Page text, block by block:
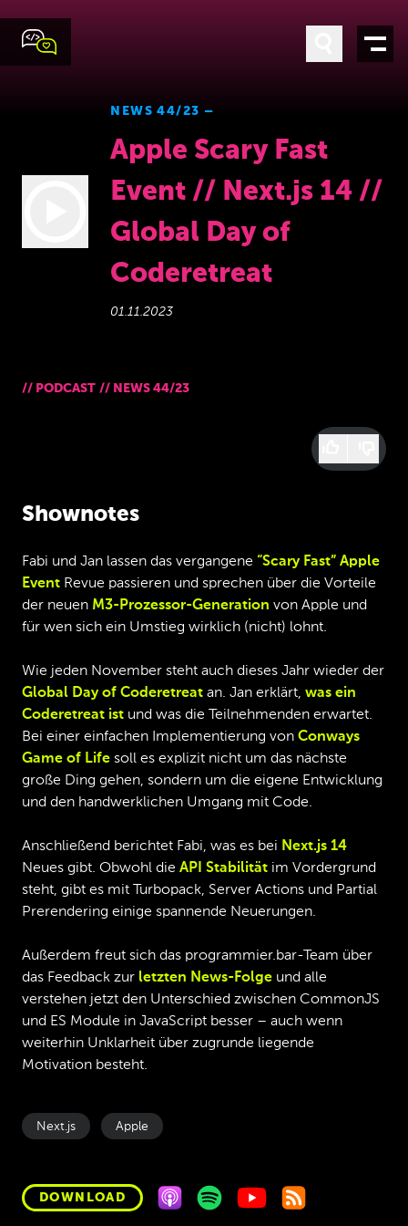
NEWS 44/23 –
Apple Scary Fast
Event // Next.js 14 //
Global Day of
Coderetreat
01.11.2023
// PODCAST // NEWS 44/23
Shownotes
Fabi und Jan lassen das vergangene “Scary Fast” Apple
Event Revue passieren und sprechen über die Vorteile
der neuen M3-Prozessor-Generation von Apple und
für wen sich ein Umstieg wirklich (nicht) lohnt.
Wie jeden November steht auch dieses Jahr wieder der
Global Day of Coderetreat an. Jan erklärt, was ein
Coderetreat ist und was die Teilnehmenden erwartet.
Bei einer einfachen Implementierung von Conways
Game of Life soll es explizit nicht um das nächste
große Ding gehen, sondern um die eigene Entwicklung
und den handwerklichen Umgang mit Code.
Anschließend berichtet Fabi, was es bei Next.js 14
Neues gibt. Obwohl die API Stabilität im Vordergrund
steht, gibt es mit Turbopack, Server Actions und Partial
Prerendering einige spannende Neuerungen.
Außerdem freut sich das programmier.bar-Team über
das Feedback zur letzten News-Folge und alle
verstehen jetzt den Unterschied zwischen CommonJS
und ES Module in JavaScript besser – auch wenn
weiterhin Unklarheit über zugrunde liegende
Motivation besteht.
Next.js Apple
DOWNLOAD